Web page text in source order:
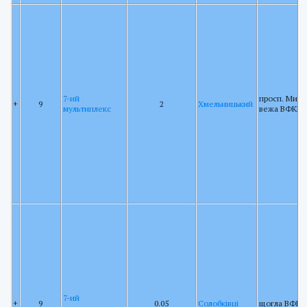
+ 9
7-ий
мультиплекс
2 Хмельницький
просп. Миру
вежа
+ 9
7-ий
0.05 Солобківці щогла